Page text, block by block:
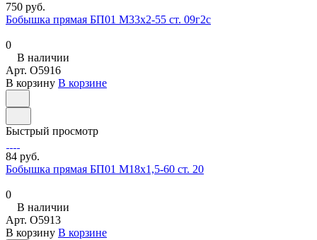
750 руб.
Бобышка прямая БП01 М33х2-55 ст. 09г2с
0
В наличии
Арт. O5916
В корзину В корзине
Быстрый просмотр
84 руб.
Бобышка прямая БП01 М18х1,5-60 ст. 20
0
В наличии
Арт. O5913
В корзину В корзине